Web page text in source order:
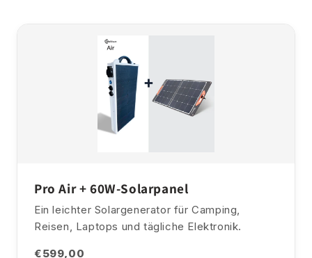
Pro Air + 60W-Solarpanel
Ein leichter Solargenerator für Camping,
Reisen, Laptops und tägliche Elektronik.
€599,00